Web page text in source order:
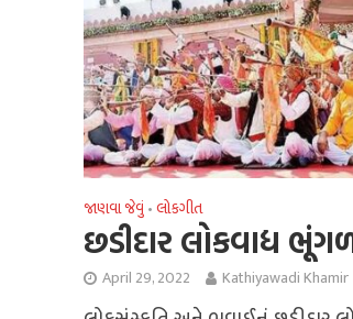
જાણવા જેવું •લોકગીત
છડીદાર લોકવાદ્ય
April 29, 2022 Kathiyawadi Khamir